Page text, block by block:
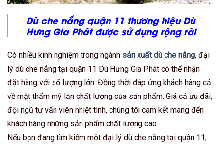
Dù che nắng quận 11 thương hiệu Dù
Hưng Gia Phát được sử dụng rộng rãi
Có nhiều kinh nghiệm trong ngành sản xuất dù che nắng, đại
lý dù che nắng tại quận 11 Dù Hưng Gia Phát có thể nhận
đặt hàng với số lượng lớn. Đồng thời đáp ứng khách hàng cả
về mặt thẩm mỹ lẫn chất lượng của sản phẩm. Giá cả ưu đãi,
đội ngũ tư vấn viên nhiệt tình, chúng tôi cam kết mang đến
khách hàng những sản phẩm chất lượng cao.
Nếu bạn đang tìm kiếm một đại lý dù che nắng tại quận 11,